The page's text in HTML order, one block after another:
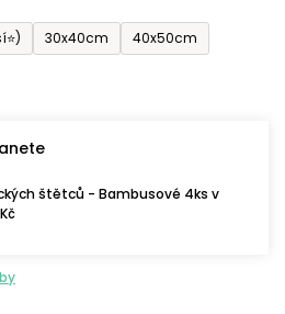
30x40cm
40x50cm
štětců - Bambusové 4ks v